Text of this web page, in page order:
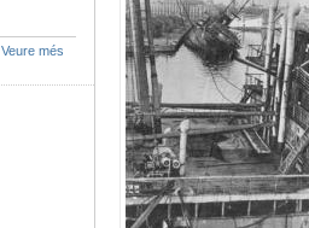
Veure més